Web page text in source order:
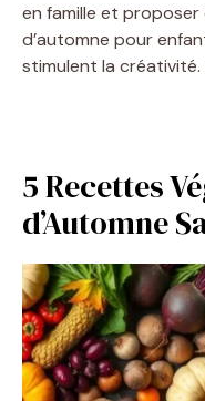
en famille et
d’automne pour
stimulent la créativité.
5 Recettes
d’Automne